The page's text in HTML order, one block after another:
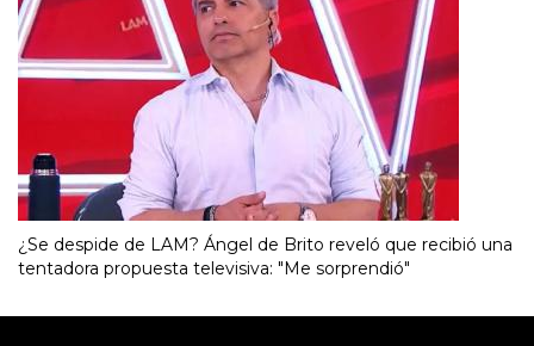
¿Se despide de LAM? Ángel de Brito reveló que recibió una
tentadora propuesta televisiva: "Me sorprendió"